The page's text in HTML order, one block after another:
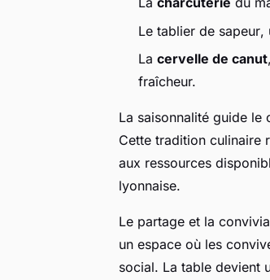
Le tablier de sapeur,
La cervelle de canut
fraîcheur.
La saisonnalité guide
Cette tradition culinaire
aux ressources
lyonnaise.
Le partage et la
un espace où les
social. La table devient